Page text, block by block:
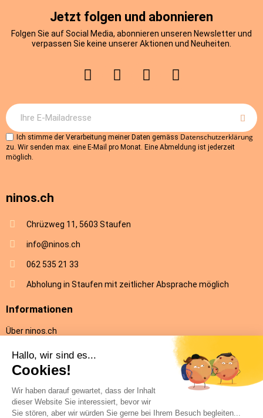
Jetzt folgen und abonnieren
Folgen Sie auf Social Media, abonnieren unseren Newsletter und
verpassen Sie keine unserer Aktionen und Neuheiten.
Ich stimme der Verarbeitung meiner Daten gemäss Datenschutzerklärung
zu. Wir senden max. eine E-Mail pro Monat. Eine Abmeldung ist jederzeit
möglich.
ninos.ch
Chrüzweg 11, 5603 Staufen
info@ninos.ch
062 535 21 33
Abholung in Staufen mit zeitlicher Absprache möglich
Informationen
Über ninos.ch
AGB
Versandkosten & Lieferung
Rückgabe
Datenschutz